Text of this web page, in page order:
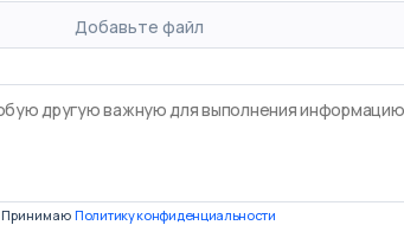
Добавьте файл
Принимаю Политику конфиденциальности